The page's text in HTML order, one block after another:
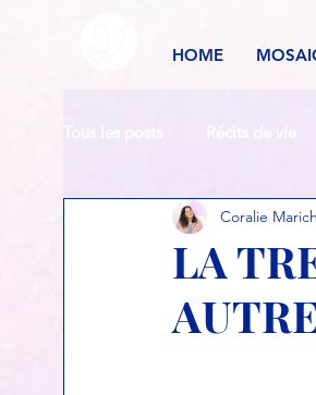
HOME
Tous les posts Récits de vie
Confiance en soi
LA
Coralie